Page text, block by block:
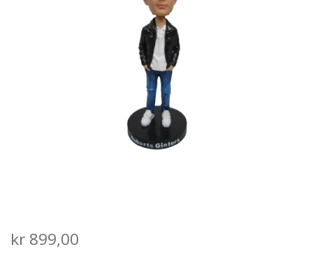
SALGS- OG LEVERINGSVILKÅR
kr 899,00